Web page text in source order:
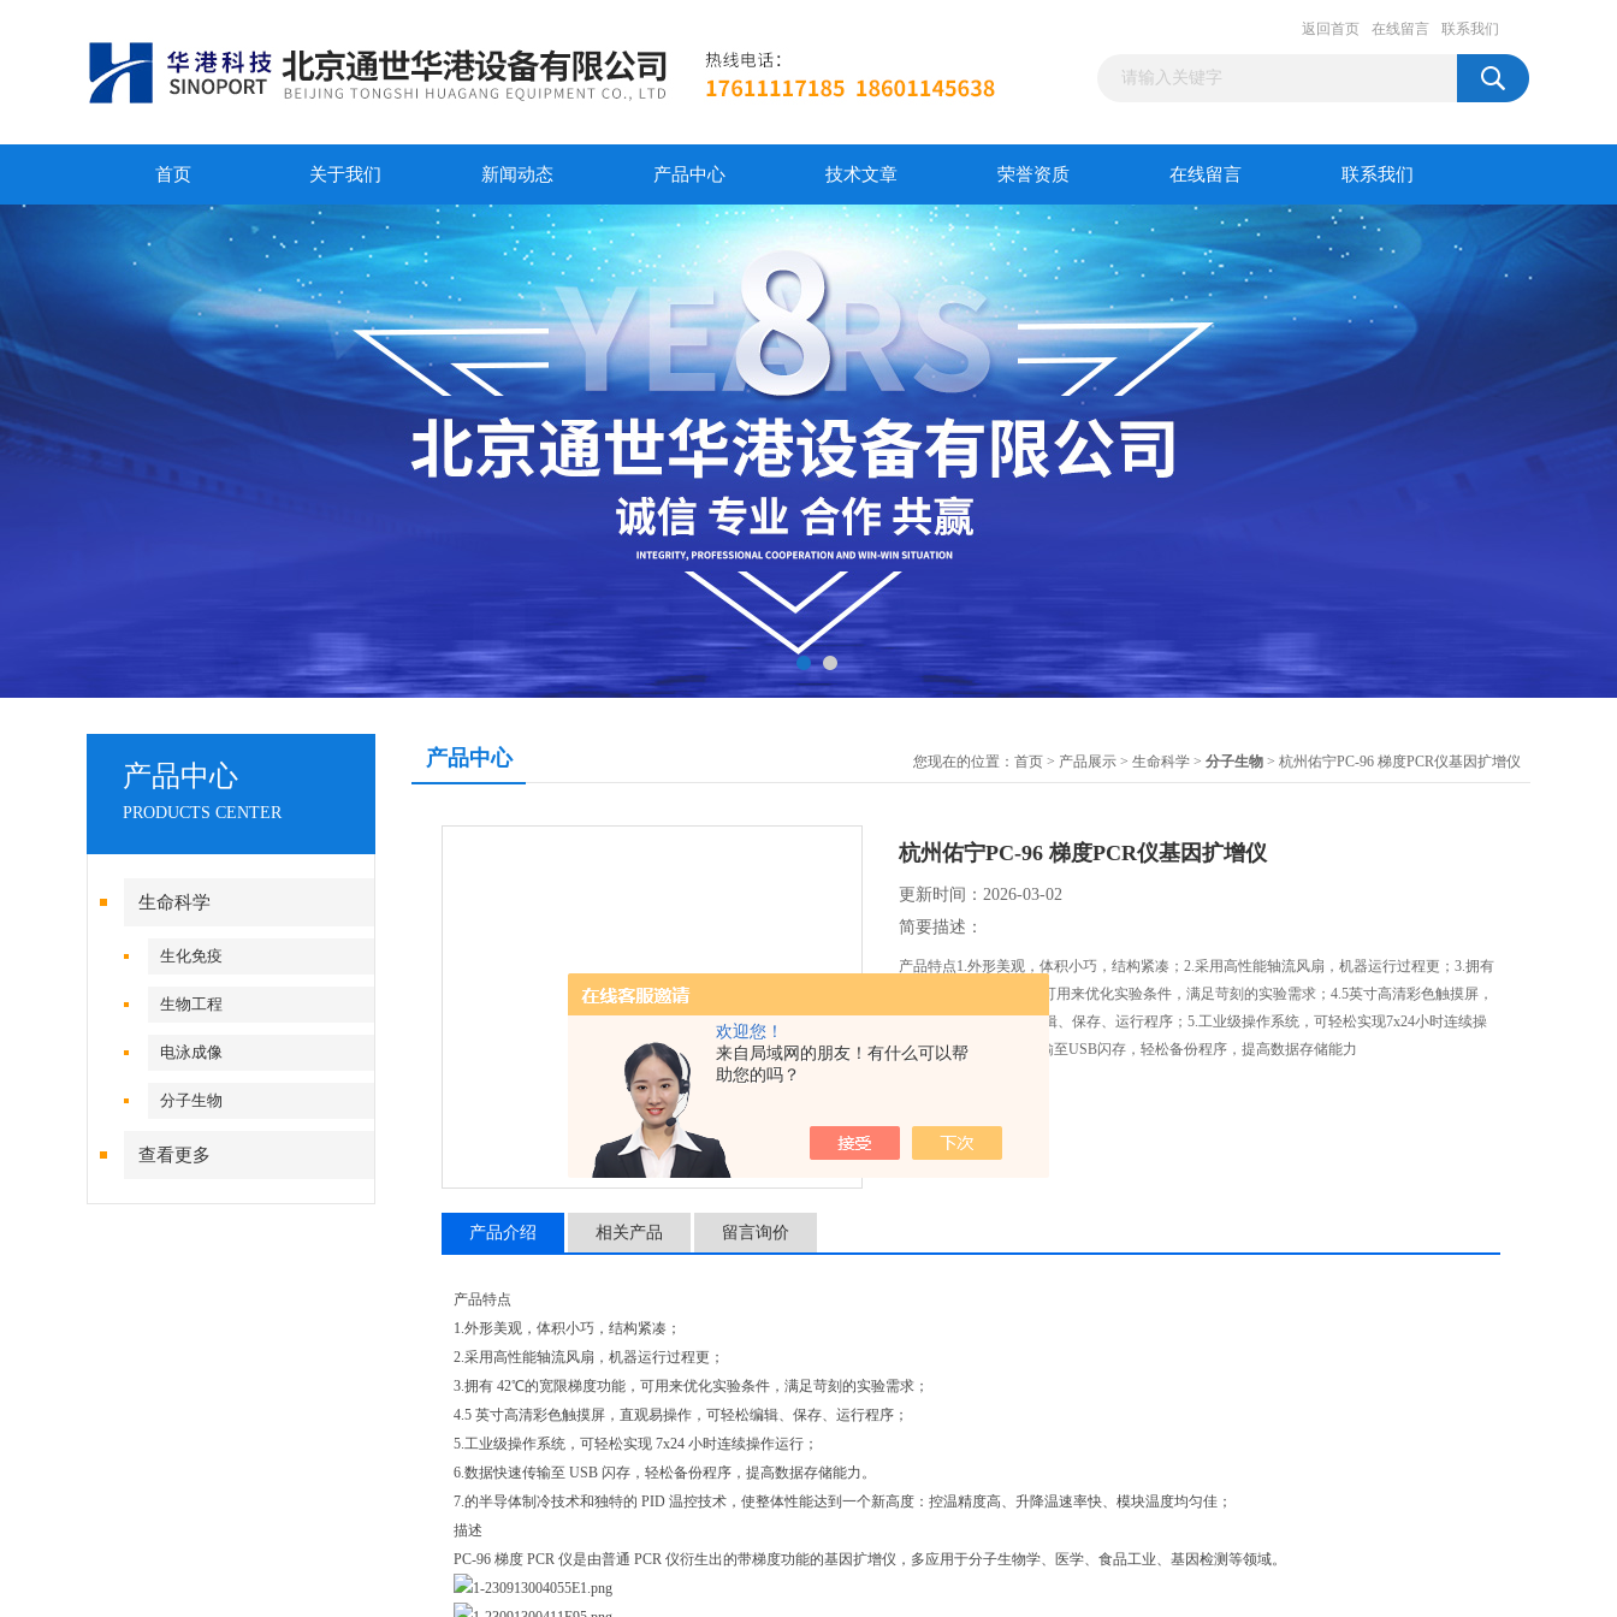
欢迎您！
来自局域网的朋友！有什么可以帮
助您的吗？
返回首页 在线留言 联系我们
首页 关于我们 新闻动态 产品中心 技术文章 荣誉资质 在线留言 联系我们
产品中心
PRODUCTS CENTER
生命科学
生化免疫
生物工程
电泳成像
分子生物
查看更多
产品中心 您现在的位置： 首页 > 产品展示 > 生命科学 > 分子生物 > 杭州佑宁PC-96 梯度PCR仪基因扩增仪
杭州佑宁PC-96 梯度PCR仪基因扩增仪
更新时间：2026-03-02
简要描述：
产品特点1.外形美观，体积小巧，结构紧凑；2.采用高性能轴流风扇，机器运行过程更；3.拥有
42℃的宽限梯度功能，可用来优化实验条件，满足苛刻的实验需求；4.5英寸高清彩色触摸屏，
直观易操作，可轻松编辑、保存、运行程序；5.工业级操作系统，可轻松实现7x24小时连续操
作运行；6.数据快速传输至USB闪存，轻松备份程序，提高数据存储能力
产品介绍 相关产品 留言询价
产品特点
1.外形美观，体积小巧，结构紧凑；
2.采用高性能轴流风扇，机器运行过程更；
3.拥有 42℃的宽限梯度功能，可用来优化实验条件，满足苛刻的实验需求；
4.5 英寸高清彩色触摸屏，直观易操作，可轻松编辑、保存、运行程序；
5.工业级操作系统，可轻松实现 7x24 小时连续操作运行；
6.数据快速传输至 USB 闪存，轻松备份程序，提高数据存储能力。
7.的半导体制冷技术和独特的 PID 温控技术，使整体性能达到一个新高度：控温精度高、升降温速率快、模块温度均匀佳；
描述
PC-96 梯度 PCR 仪是由普通 PCR 仪衍生出的带梯度功能的基因扩增仪，多应用于分子生物学、医学、食品工业、基因检测等领域。